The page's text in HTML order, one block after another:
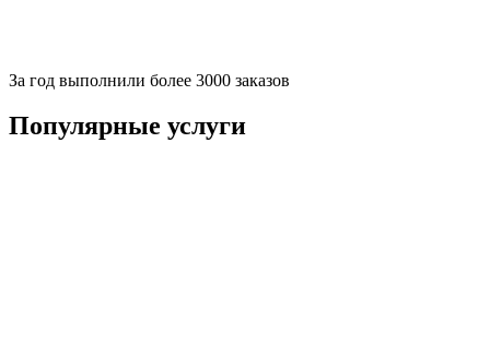
За год выполнили более 3000 заказов
Популярные услуги